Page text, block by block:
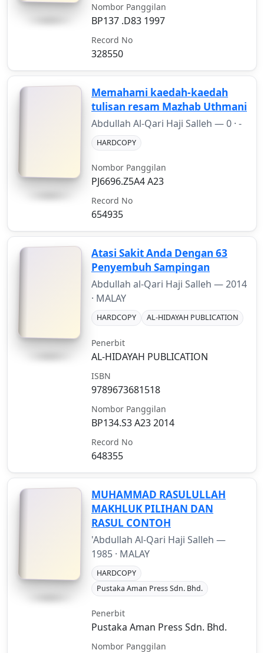
Nombor Panggilan
BP137 .D83 1997
Record No
328550
Memahami kaedah-kaedah
tulisan resam Mazhab Uthmani
Abdullah Al-Qari Haji Salleh —0 · -
HARDCOPY
Nombor Panggilan
PJ6696.Z5A4 A23
Record No
654935
Atasi Sakit Anda Dengan 63
Penyembuh Sampingan
Abdullah al-Qari Haji Salleh —2014
· MALAY
HARDCOPY AL-HIDAYAH PUBLICATION
Penerbit
AL-HIDAYAH PUBLICATION
ISBN
9789673681518
Nombor Panggilan
BP134.S3 A23 2014
Record No
648355
MUHAMMAD RASULULLAH
MAKHLUK PILIHAN DAN
RASUL CONTOH
'Abdullah Al-Qari Haji Salleh —
1985 · MALAY
HARDCOPY
Pustaka Aman Press Sdn. Bhd.
Penerbit
Pustaka Aman Press Sdn. Bhd.
Nombor Panggilan